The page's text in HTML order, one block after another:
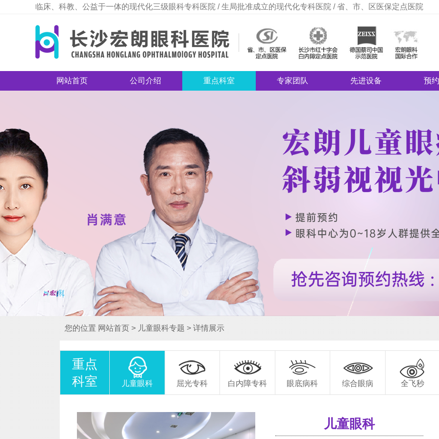
临床、科教、公益于一体的现代化三级眼科专科医院 / 生局批准成立的现代化专科医院 / 省、市、区医保定点医院
网站首页 公司介绍 重点科室 专家团队 先进设备 预
您的位置 网站首页 > 儿童眼科专题 > 详情展示
重点
科室
儿童眼科 屈光专科 白内障专科 眼底病科 综合眼病 全飞秒
儿童眼科